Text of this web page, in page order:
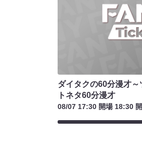
ダイタクの60分漫才
トネタ60分漫才
08/07 17:30 開場 18:30